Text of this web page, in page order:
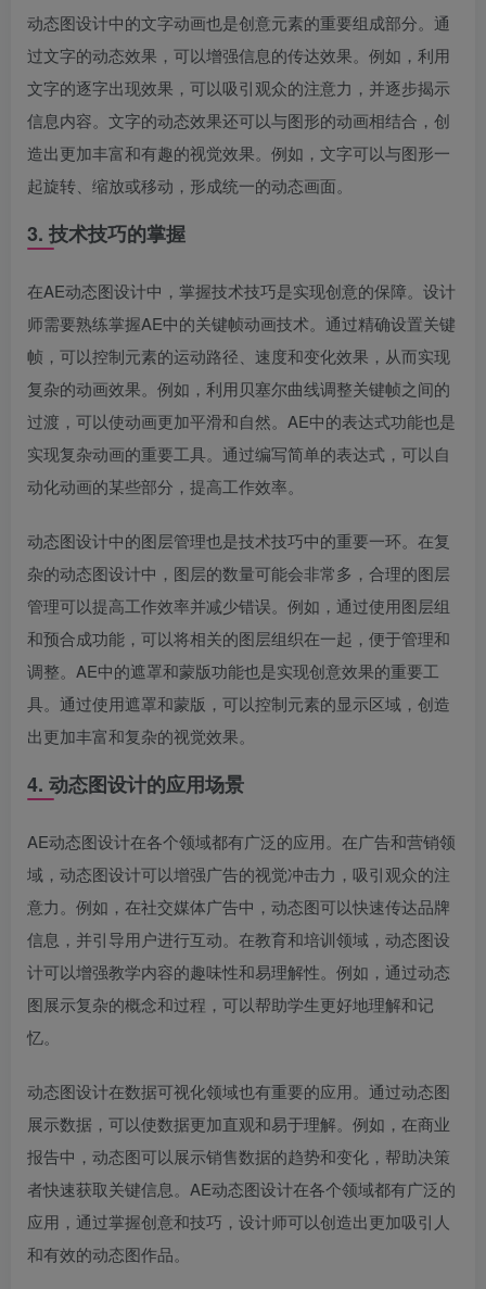
动态图设计中的文字动画也是创意元素的重要组成部分。通
过文字的动态效果，可以增强信息的传达效果。例如，利用
文字的逐字出现效果，可以吸引观众的注意力，并逐步揭示
信息内容。文字的动态效果还可以与图形的动画相结合，创
造出更加丰富和有趣的视觉效果。例如，文字可以与图形一
起旋转、缩放或移动，形成统一的动态画面。
3. 技术技巧的掌握
在AE动态图设计中，掌握技术技巧是实现创意的保障。设计
师需要熟练掌握AE中的关键帧动画技术。通过精确设置关键
帧，可以控制元素的运动路径、速度和变化效果，从而实现
复杂的动画效果。例如，利用贝塞尔曲线调整关键帧之间的
过渡，可以使动画更加平滑和自然。AE中的表达式功能也是
实现复杂动画的重要工具。通过编写简单的表达式，可以自
动化动画的某些部分，提高工作效率。
动态图设计中的图层管理也是技术技巧中的重要一环。在复
杂的动态图设计中，图层的数量可能会非常多，合理的图层
管理可以提高工作效率并减少错误。例如，通过使用图层组
和预合成功能，可以将相关的图层组织在一起，便于管理和
调整。AE中的遮罩和蒙版功能也是实现创意效果的重要工
具。通过使用遮罩和蒙版，可以控制元素的显示区域，创造
出更加丰富和复杂的视觉效果。
4. 动态图设计的应用场景
AE动态图设计在各个领域都有广泛的应用。在广告和营销领
域，动态图设计可以增强广告的视觉冲击力，吸引观众的注
意力。例如，在社交媒体广告中，动态图可以快速传达品牌
信息，并引导用户进行互动。在教育和培训领域，动态图设
计可以增强教学内容的趣味性和易理解性。例如，通过动态
图展示复杂的概念和过程，可以帮助学生更好地理解和记
忆。
动态图设计在数据可视化领域也有重要的应用。通过动态图
展示数据，可以使数据更加直观和易于理解。例如，在商业
报告中，动态图可以展示销售数据的趋势和变化，帮助决策
者快速获取关键信息。AE动态图设计在各个领域都有广泛的
应用，通过掌握创意和技巧，设计师可以创造出更加吸引人
和有效的动态图作品。